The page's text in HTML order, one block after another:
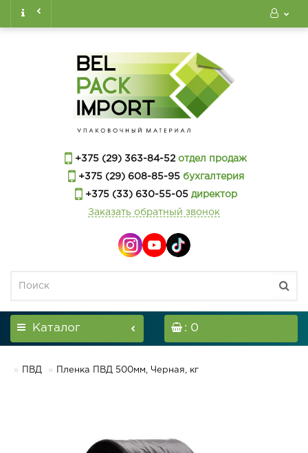
+375 (29) 363-84-52 отдел продаж
+375 (29) 608-85-95бухгалтерия
+375 (33) 630-55-05директор
Заказать обратный звонок
Каталог : 0
ПВД Пленка ПВД 500мм, Черная, кг